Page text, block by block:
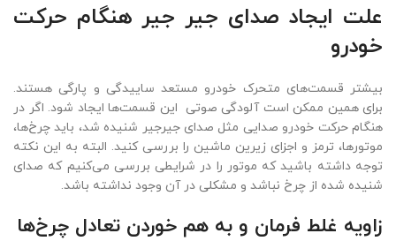
علت ایجاد صدای جیر جیر هنگام حرکت
خودرو
بیشتر قسمت‌های متحرک خودرو مستعد ساییدگی و پارگی هستند.
برای همین ممکن است آلودگی صوتی این قسمت‌ها ایجاد شود. اگر در
هنگام حرکت خودرو صدایی مثل صدای جیرجیر شنیده شد، باید چرخ‌ها،
موتورها، ترمز و اجزای زیرین ماشین را بررسی کنید. البته به این نکته
توجه داشته باشید که موتور را در شرایطی بررسی می‌کنیم که صدای
شنیده شده از چرخ نباشد و مشکلی در آن وجود نداشته باشد.
زاویه غلط فرمان و به هم خوردن تعادل چرخ‌ها